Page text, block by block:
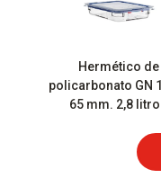
Hermético de
policarbonato GN
65 mm. 2,8